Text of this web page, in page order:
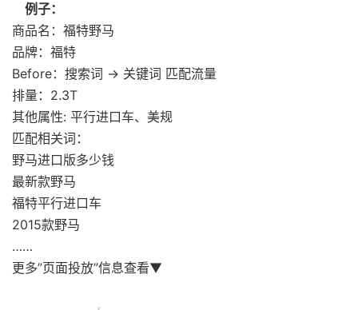
例子：
商品名：福特野马
品牌：福特
Before：搜索词 → 关键词 匹配流量
排量：2.3T
其他属性: 平行进口车、美规
匹配相关词：
野马进口版多少钱
最新款野马
福特平行进口车
2015款野马
……
更多”页面投放”信息查看▼